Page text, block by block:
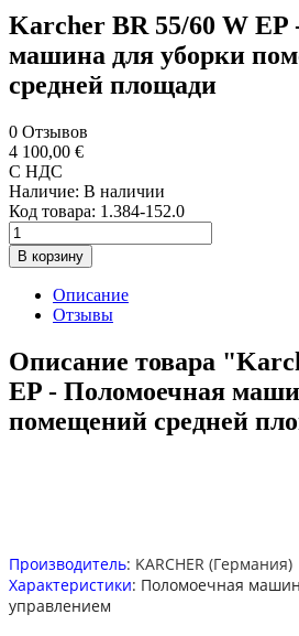
Karcher BR 55/60 W EP
машина для уборки
средней площади
0 Отзывов
4 100,00 €
С НДС
Наличие: В наличии
Код товара: 1.384-152.0
В корзину
Описание
Отзывы
Описание товара
EP - Поломоечная
помещений средней
Производитель: KARCHER (Германия)
Характеристики: Поломоечная
управлением